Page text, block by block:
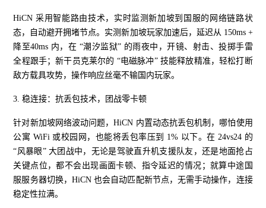
HiCN 采用智能路由技术，实时监测新加坡到国服的网络链路状
态，自动避开拥堵节点。实测新加坡玩家加速后，延迟从 150ms +
降至40ms 内，在 “潮汐监狱” 的雨夜中，开镜、射击、投掷手雷
全程跟手；新干员克莱尔的 “电磁脉冲” 技能释放精准，轻松打断
敌方载具攻势，操作响应丝毫不输国内玩家。
3. 稳连接：抗丢包技术，团战零卡顿
针对新加坡网络波动问题，HiCN 内置动态抗丢包机制，哪怕使用
公寓 WiFi 或校园网，也能将丢包率压到 1% 以下。在 24vs24 的
“风暴眼” 大团战中，无论是驾驶直升机支援队友，还是地面抢占
关键点位，都不会出现画面卡顿、指令延迟的情况；就算中途国
服服务器切换，HiCN 也会自动匹配新节点，无需手动操作，连接
稳定性拉满。